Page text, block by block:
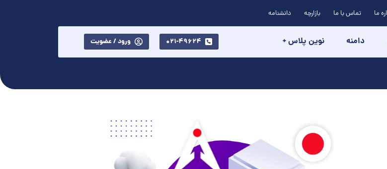
ما تماس با ما بازارچه دانشنامه
دامنه نوین پلاس + 021-49624 ورود / عضویت